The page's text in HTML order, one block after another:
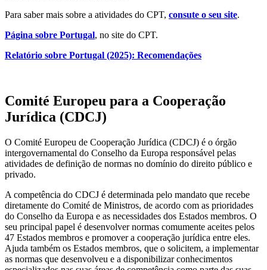
Para saber mais sobre a atividades do CPT, consute o seu site.
Página sobre Portugal, no site do CPT.
Relatório sobre Portugal (2025): Recomendações
Comité Europeu para a Cooperação
Jurídica (CDCJ)
O Comité Europeu de Cooperação Jurídica (CDCJ) é o órgão
intergovernamental do Conselho da Europa responsável pelas
atividades de definição de normas no domínio do direito público e
privado.
A competência do CDCJ é determinada pelo mandato que recebe
diretamente do Comité de Ministros, de acordo com as prioridades
do Conselho da Europa e as necessidades dos Estados membros. O
seu principal papel é desenvolver normas comumente aceites pelos
47 Estados membros e promover a cooperação jurídica entre eles.
Ajuda também os Estados membros, que o solicitem, a implementar
as normas que desenvolveu e a disponibilizar conhecimentos